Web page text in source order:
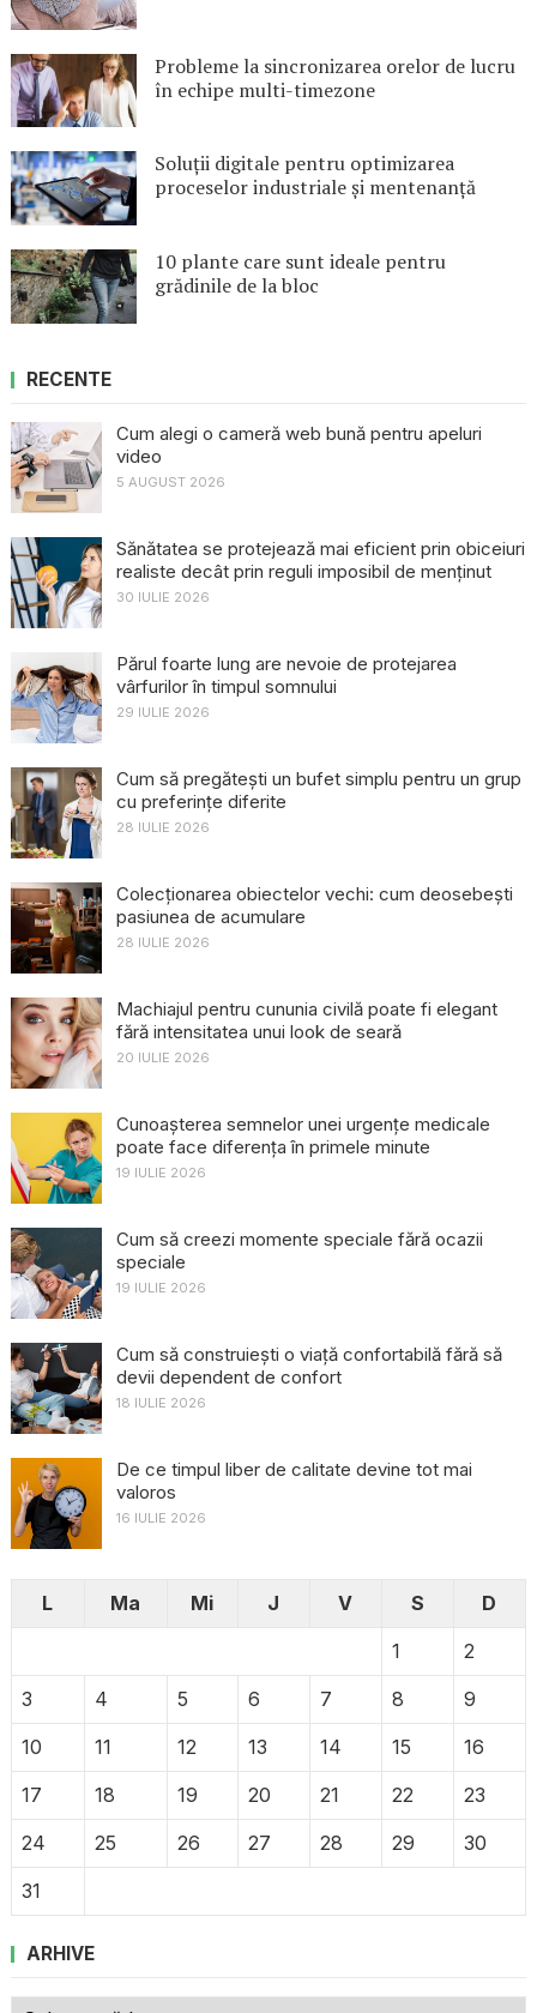
Probleme la sincronizarea orelor de lucru
în echipe multi-timezone
Soluții digitale pentru optimizarea
proceselor industriale și mentenanță
10 plante care sunt ideale pentru
grădinile de la bloc
RECENTE
Cum alegi o cameră web bună pentru apeluri
video
5 AUGUST 2026
Sănătatea se protejează mai eficient prin obiceiuri
realiste decât prin reguli imposibil de menținut
30 IULIE 2026
Părul foarte lung are nevoie de protejarea
vârfurilor în timpul somnului
29 IULIE 2026
Cum să pregătești un bufet simplu pentru un grup
cu preferințe diferite
28 IULIE 2026
Colecționarea obiectelor vechi: cum deosebești
pasiunea de acumulare
28 IULIE 2026
Machiajul pentru cununia civilă poate fi elegant
fără intensitatea unui look de seară
20 IULIE 2026
Cunoașterea semnelor unei urgențe medicale
poate face diferența în primele minute
19 IULIE 2026
Cum să creezi momente speciale fără ocazii
speciale
19 IULIE 2026
Cum să construiești o viață confortabilă fără să
devii dependent de confort
18 IULIE 2026
De ce timpul liber de calitate devine tot mai
valoros
16 IULIE 2026
L Ma Mi J V S
D
1
2
3
4 5 6 7 8
9
10
11 12 13 14 15
16
17
18 19 20 21 22
23
24
25 26 27 28 29
30
31
ARHIVE
Arhive